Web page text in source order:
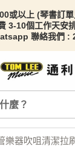
或以上 (琴書訂
3-10個工作天安
聯絡我們 :
樂器吹咀清潔拉